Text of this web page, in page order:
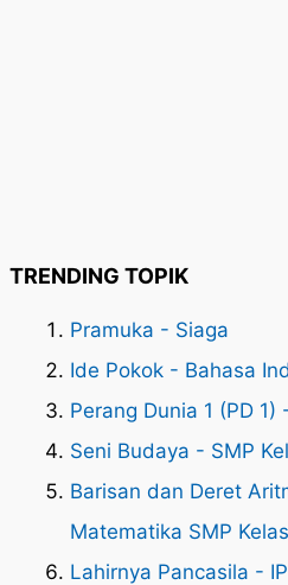
TRENDING TOPIK
Pramuka - Siaga
Ide Pokok - Bahasa
Perang Dunia 1 (PD 1)
Seni Budaya - SMP
Barisan dan Deret
Matematika SMP
Lahirnya Pancasila -